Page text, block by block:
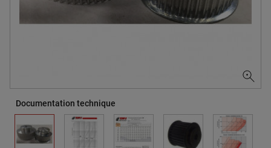
Documentation technique